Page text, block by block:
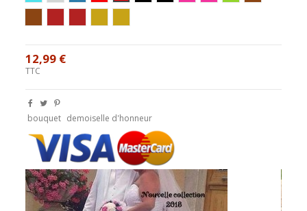
12,99 €
TTC
bouquet demoiselle d'honneur